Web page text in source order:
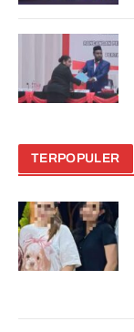
TERPOPULER